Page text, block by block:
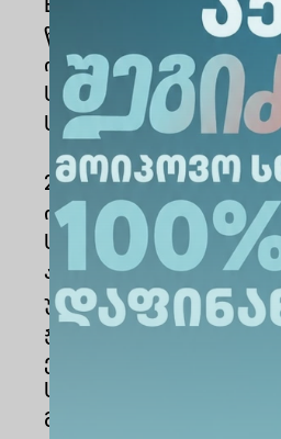
European Profiles S.A.
წლიდან არის
ორგანიზაციის
საქართველოს“
სამართალწარმოების
2001 წლიდან,
ორგანიზაციების
საქართველოსა და
ადამიანის
უტარებს, მათ შორის,
ჟურნალისტებს და
ევროპის საბჭოს
სერტიფიცირებული
მდე ნაშრომის